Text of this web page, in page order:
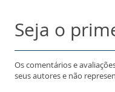
Seja o
Os comentários e
seus autores e não